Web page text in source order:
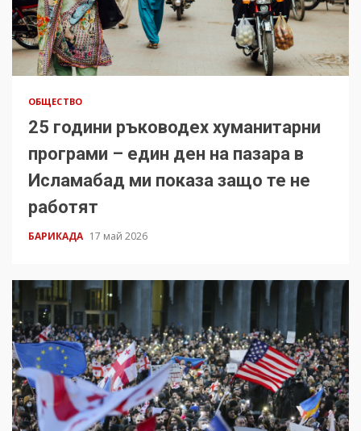
ОБЩЕСТВО
25 години ръководех хуманитарни
програми – един ден на пазара в
Исламабад ми показа защо те не
работят
БАРИКАДА 17 май 2026